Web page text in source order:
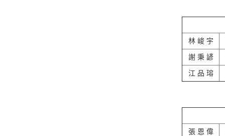
林 峻 宇
謝 秉 諺
江 品 瑢
張 恩 偉